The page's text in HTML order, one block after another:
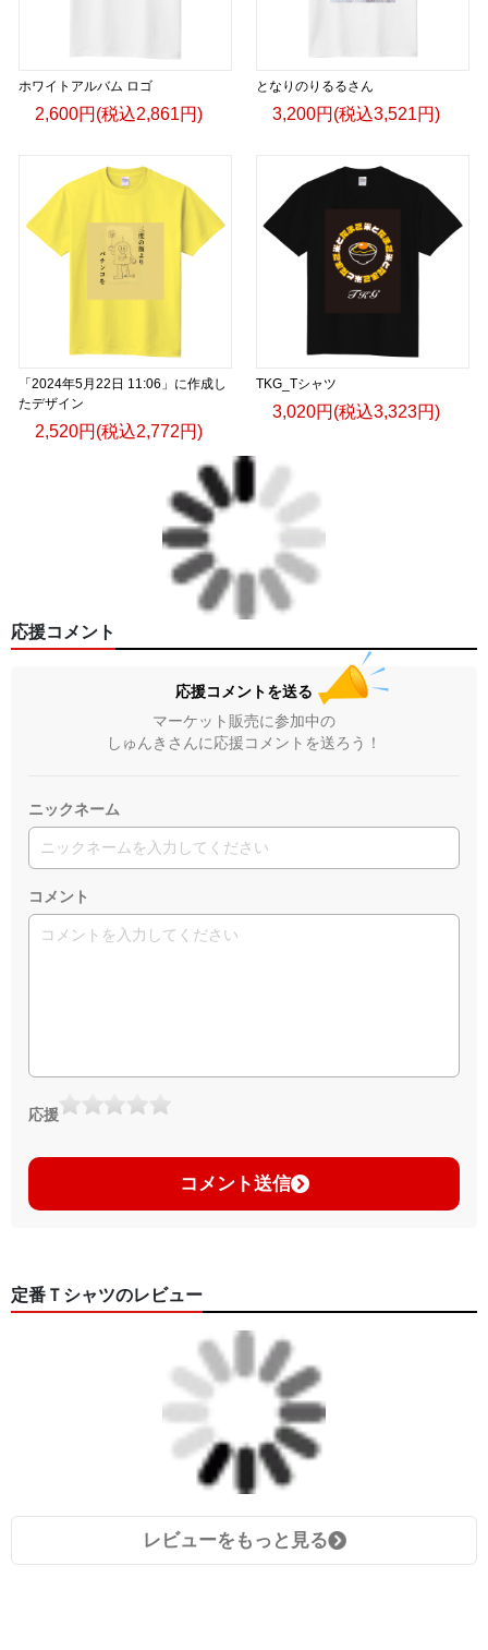
ホワイトアルバム ロゴ
2,600円(税込2,861円)
となりのりるるさん
3,200円(税込3,521円)
「2024年5月22日 11:06」に作成し
たデザイン
2,520円(税込2,772円)
TKG_Tシャツ
3,020円(税込3,323円)
応援コメント
応援コメントを送る
マーケット販売に参加中の
しゅんきさんに応援コメントを送ろう！
ニックネーム
コメント
応援
コメント送信
定番Ｔシャツのレビュー
レビューをもっと見る